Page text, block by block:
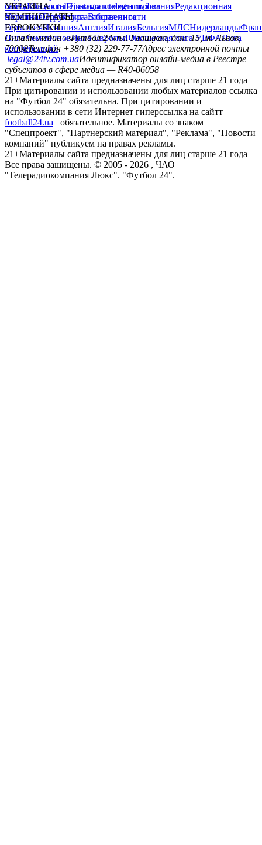
сайтуКонтактыПравила комментированияРедакционная
политикаСтруктура собственности
facebookxyoutubeinstagramtelegramviber
УКРАИНА
УкраинаПервая лигаВторая лига
ЧЕМПИОНАТЫ
ГерманияИспанияАнглияИталияБельгияМЛСНидерланды
ЕВРОКУБКИ
Лига чемпионовЛига ЕвропыЮношеская лига УЕФАЛига
конференций
Онлайн-медиа «Футбол 24»пл. Галицкая, дом. 15, м. Львов,
79008Телефон +380 (32) 229-77-77Адрес электронной почты
legal@24tv.com.uaИдентификатор онлайн-медиа в Реестре
субъектов в сфере медиа — R40-06058
21+Материалы сайта предназначены для лиц старше 21 года
При цитировании и использовании любых материалов ссылка
на "Футбол 24" обязательна. При цитировании и
использовании в сети Интернет гиперссылка на сайтт
football24.ua
обязательное. Материалы со знаком
"Спецпроект", "Партнерский материал", "Реклама", "Новости
компаний" публикуем на правах рекламы.
21+Материалы сайта предназначены для лиц старше 21 года
Все права защищены. © 2005 - 2026 , ЧАО
"Телерадиокомпания Люкс". "Футбол 24".